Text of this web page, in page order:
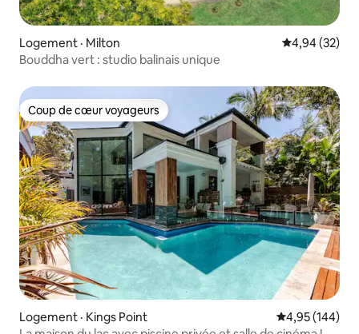
Logement · Milton Note
4,94 (32)
Bouddha vert : studio balinais unique
Coup de cœur voyageurs
Coup de cœur voyageurs
Logement · Kings Point Note
4,95 (144)